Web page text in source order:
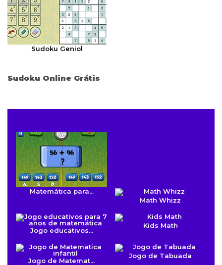
Sudoku Geniol
Sudoku Online Grátis
Matemática para...
Math Whizz
Jogo educativos...
Kids Math
Jogo de Matemat...
Jogo de Tabuada